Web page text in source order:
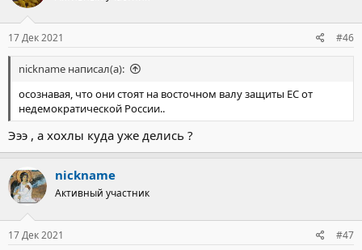
и
:
17 Дек 2021 #46
nickname написал(а):
осознавая, что они стоят на восточном валу защиты ЕС от
недемократической России..
Эээ , а хохлы куда уже делись ?
nickname
Активный участник
17 Дек 2021 #47